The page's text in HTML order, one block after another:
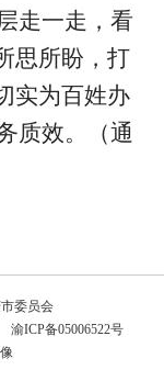
走一走，看
思所盼，打
实为百姓办
质效。（通
委员会
ICP备05006522号